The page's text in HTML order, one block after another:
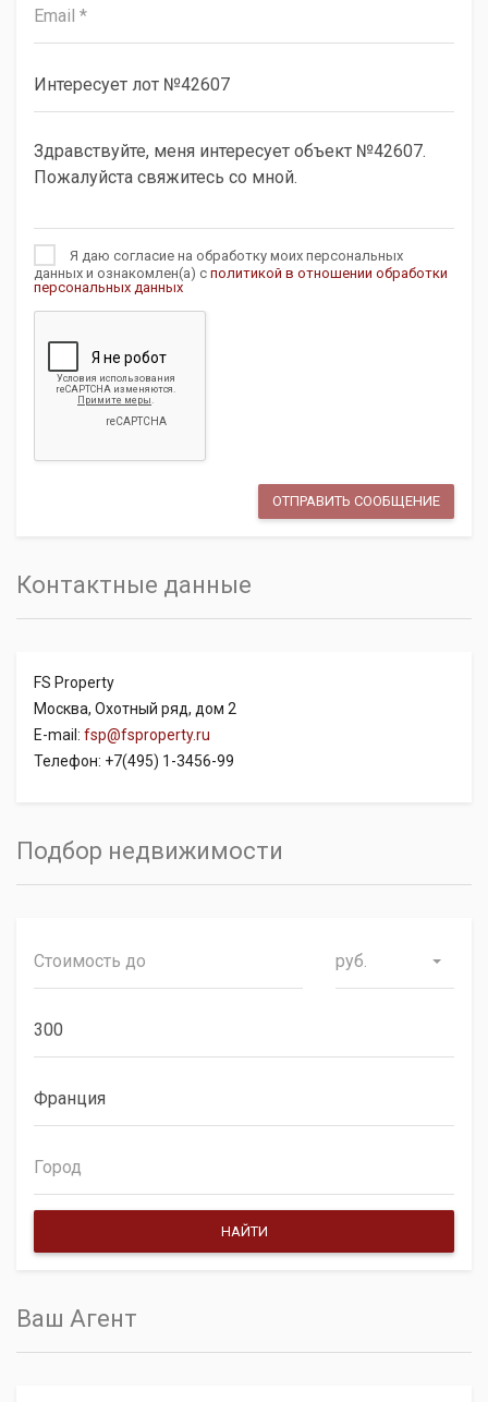
Я даю согласие на обработку моих персональных
данных и ознакомлен(а) с политикой в отношении обработки
персональных данных
Контактные данные
FS Property
Москва, Охотный ряд, дом 2
E-mail: fsp@fsproperty.ru
Телефон: +7(495) 1-3456-99
Подбор недвижимости
руб.
Ваш Агент